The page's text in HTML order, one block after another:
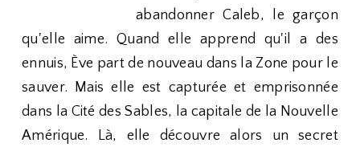
abandonner Caleb, le garçon
qu'elle aime. Quand elle apprend qu'il a des
ennuis, Ève part de nouveau dans la Zone pour le
sauver. Mais elle est capturée et emprisonnée
dans la Cité des Sables, la capitale de la Nouvelle
Amérique. Là, elle découvre alors un secret